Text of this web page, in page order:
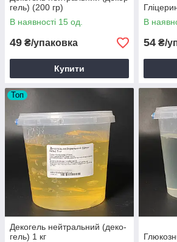
гель) (200 гр)
В наявності 15 од.
49 ₴/упаковка
Купити
В
54 ₴/
Топ
Декогель нейтральний (деко-
гель) 1 кг